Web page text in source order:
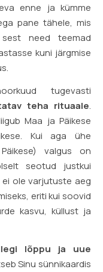
enne ja kümme
pane tähele, mis
need teemad
kuni järgmise
tugevasti
teha rituaale.
Maa ja Päikese
Kui aga ühe
valgus on
seotud justkui
ole varjutuste aeg
eriti kui soovid
kasvu, küllust ja
lõppu ja uue
Sinu sünnikaardis